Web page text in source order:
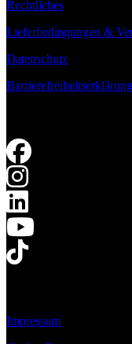
Rechtliches
Lieferbedingungen &
Datenschutz
Barrierefreiheitserklärung
Impressum